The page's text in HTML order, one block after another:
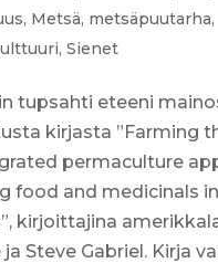
, Metsä, metsäpuutarha,
, Sienet
tupsahti eteeni
kirjasta ”Farming
permaculture
food and medicinals
kirjoittajina
Steve Gabriel. Kirja